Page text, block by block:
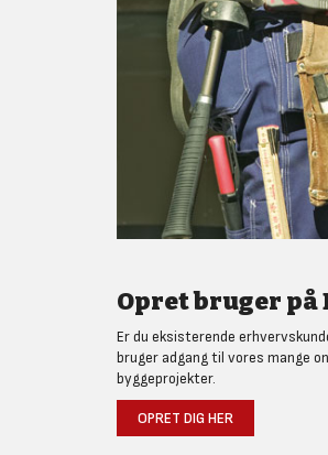
Opret bruger
Er du eksisterende
bruger adgang til vores mange
byggeprojekter.
OPRET DIG HER